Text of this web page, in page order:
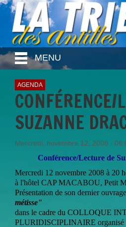
MENU
AGENDA
CONFÉRENCE/
SUZANNE
Mercredi, novembre 12, 2008 -
Conférence/Lecture de
Mercredi 12 novembre 2008 à 20
à l'hôtel CAP MACABOU, Petit
Présentation de son dernier
métisse"
dans le cadre du COLLOQUE
PLURIDISCIPLINAIRE organisé